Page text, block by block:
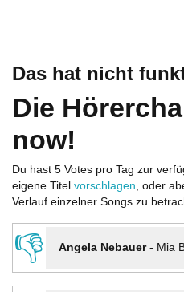
Das hat nicht
Die
now!
Du hast 5 Votes pro Tag zur
eigene Titel vorschlagen, oder
Verlauf einzelner Songs zu
👎 Angela Nebauer- Mia